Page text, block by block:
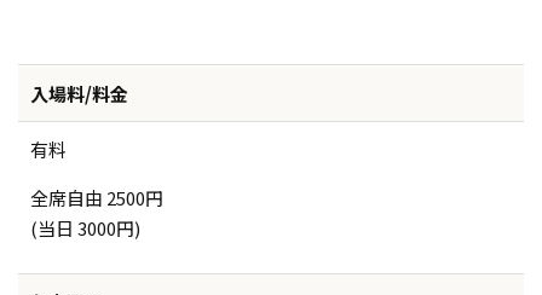
入場料/料金
有料
全席自由 2500円
(当日 3000円)